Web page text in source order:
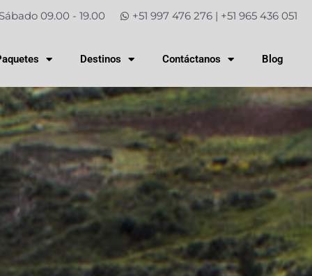
09.00 - 19.00 +51 997 476 276 | +51 965 436 051
Destinos Contáctanos Blog